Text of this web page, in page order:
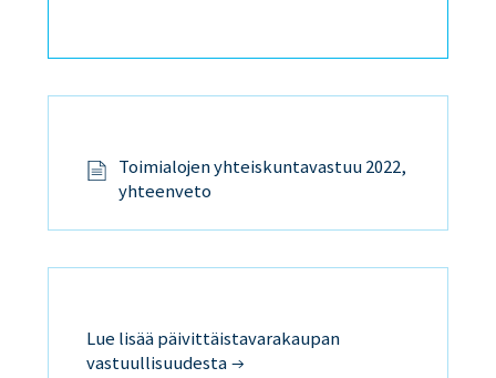
Toimialojen yhteiskuntavastuu 2022,
yhteenveto
Lue lisää päivittäistavarakaupan
vastuullisuudesta